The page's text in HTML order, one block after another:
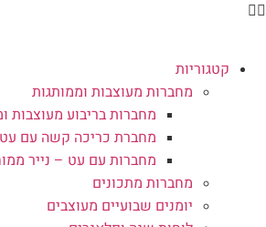
קטגוריות
מחברות מעוצבות וממותגות
מחברות בריבוע מעוצבות
מחברת כריכה קשה עם עט
מחברות עם עט – נייר
מחברות מתכונים
יומנים שבועיים מעוצבים